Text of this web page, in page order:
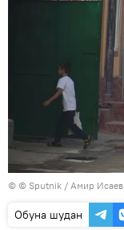
© © Sputnik / Амир Исаев
Обуна шудан